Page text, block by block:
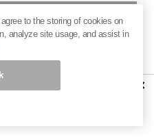
」株は買いか？蓄電池銘柄の
か？決算で見えた“強い事
×
to the storing of cookies on
analyze site usage, and assist in